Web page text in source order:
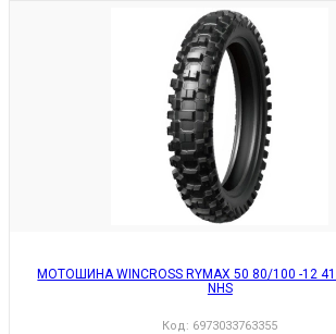
МОТОШИНА WINCROSS RYMAX 50 80/100 -12
NHS
Код: 6973033763355